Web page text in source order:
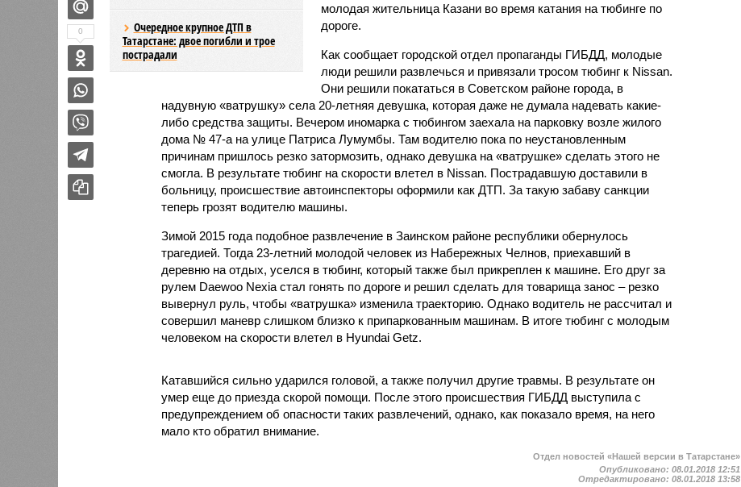
Очередное крупное ДТП в
Татарстане: двое погибли и трое
пострадали
молодая жительница Казани во время катания на тюбинге по
дороге.
Как сообщает городской отдел пропаганды ГИБДД, молодые
люди решили развлечься и привязали тросом тюбинг к Nissan.
Они решили покататься в Советском районе города, в
надувную «ватрушку» села 20-летняя девушка, которая даже не думала надевать какие-
либо средства защиты. Вечером иномарка с тюбингом заехала на парковку возле жилого
дома № 47-а на улице Патриса Лумумбы. Там водителю пока по неустановленным
причинам пришлось резко затормозить, однако девушка на «ватрушке» сделать этого не
смогла. В результате тюбинг на скорости влетел в Nissan. Пострадавшую доставили в
больницу, происшествие автоинспекторы оформили как ДТП. За такую забаву санкции
теперь грозят водителю машины.
Зимой 2015 года подобное развлечение в Заинском районе республики обернулось
трагедией. Тогда 23-летний молодой человек из Набережных Челнов, приехавший в
деревню на отдых, уселся в тюбинг, который также был прикреплен к машине. Его друг за
рулем Daewoo Nexia стал гонять по дороге и решил сделать для товарища занос – резко
вывернул руль, чтобы «ватрушка» изменила траекторию. Однако водитель не рассчитал и
совершил маневр слишком близко к припаркованным машинам. В итоге тюбинг с молодым
человеком на скорости влетел в Hyundai Getz.
Катавшийся сильно ударился головой, а также получил другие травмы. В результате он
умер еще до приезда скорой помощи. После этого происшествия ГИБДД выступила с
предупреждением об опасности таких развлечений, однако, как показало время, на него
мало кто обратил внимание.
0
Отдел новостей «Нашей версии в Татарстане»
Опубликовано:08.01.2018 12:51
Отредактировано:08.01.2018 13:58